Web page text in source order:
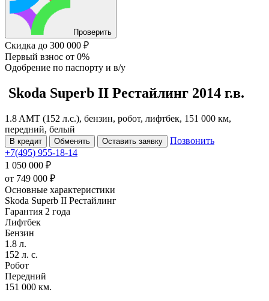
Проверить
Скидка до 300 000 ₽
Первый взнос от 0%
Одобрение по паспорту и в/у
Skoda Superb II Рестайлинг 2014 г.в.
1.8 AMT (152 л.с.), бензин, робот, лифтбек, 151 000 км,
передний, белый
В кредит Обменять Оставить заявку
Позвонить
+7(495) 955-18-14
1 050 000 ₽
от 749 000 ₽
Основные характеристики
Skoda Superb II Рестайлинг
Гарантия 2 года
Лифтбек
Бензин
1.8 л.
152 л. с.
Робот
Передний
151 000 км.